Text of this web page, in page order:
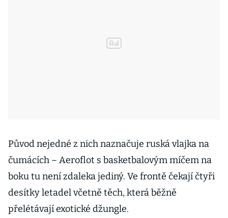
Původ nejedné z nich naznačuje ruská vlajka na
čumácích – Aeroflot s basketbalovým míčem na
boku tu není zdaleka jediný. Ve frontě čekají čtyři
desítky letadel včetně těch, která běžně
přelétávají exotické džungle.